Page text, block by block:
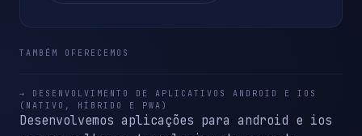
TAMBÉM OFERECEMOS
→ DESENVOLVIMENTO DE APLICATIVOS ANDROID E IOS
(NATIVO, HÍBRIDO E PWA)
Desenvolvemos aplicações para android e ios